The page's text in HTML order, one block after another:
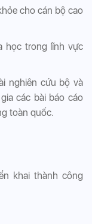
cho cán bộ cao
học trong lĩnh vực
nghiên cứu bộ và
các bài báo cáo
toàn quốc.
khai thành công